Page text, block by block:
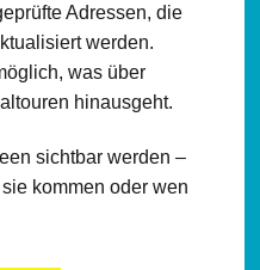
Adressen, die
werden.
was über
hinausgeht.
sichtbar werden –
kommen oder wen